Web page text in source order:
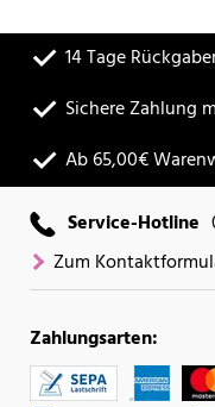
14 Tage
Sichere Zahlung
Ab 65,00€
Service-Hotline
Zum
Zahlungsarten: